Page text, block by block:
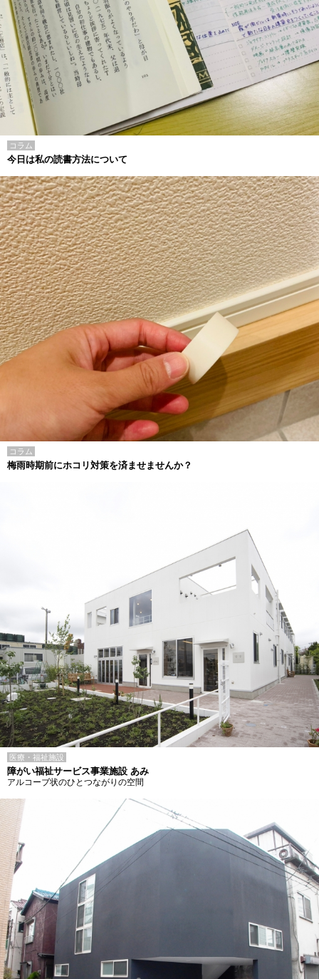
コラム
今日は私の読書方法について
コラム
梅雨時期前にホコリ対策を済ませませんか？
医療・福祉施設
障がい福祉サービス事業施設 あみ
アルコーブ状のひとつながりの空間